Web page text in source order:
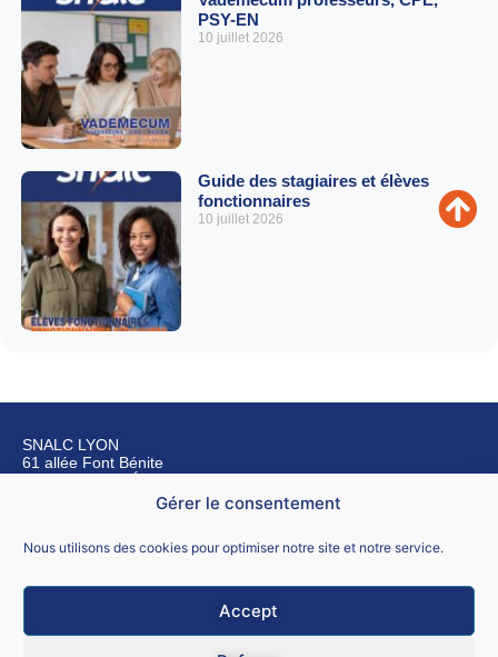
Gérer le consentement
Nous utilisons des cookies pour optimiser notre site et notre service.
Accept
PSY-EN
10 juillet 2026
Guide des stagiaires et élèves
fonctionnaires
10 juillet 2026
SNALC LYON
61 allée Font Bénite